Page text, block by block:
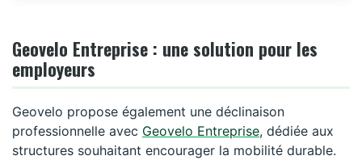
Geovelo Entreprise : une solution pour les
employeurs
Geovelo propose également une déclinaison
professionnelle avec Geovelo Entreprise, dédiée aux
structures souhaitant encourager la mobilité durable.